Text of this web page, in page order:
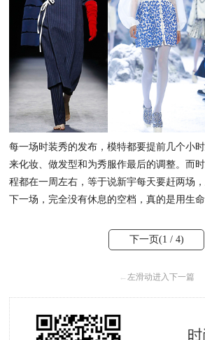
每一场时装秀的发布，模特都要提前几个小
来化妆、做发型和为秀服作最后的调整。而
程都在一周左右，等于说新宇每天要赶两场
下一场，完全没有休息的空档，真的是用生
下一页(1 / 4)
← 左滑动进入下一篇